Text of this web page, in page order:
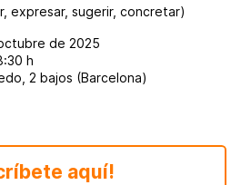
expresar, sugerir, concretar)
de 2025
h
2 bajos (Barcelona)
aquí!